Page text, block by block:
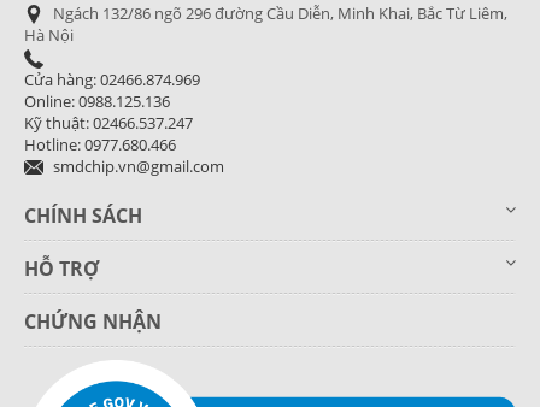
Ngách 132/86 ngõ 296 đường Cầu Diễn, Minh Khai, Bắc Từ Liêm,
Hà Nội
Cửa hàng: 02466.874.969
Online: 0988.125.136
Kỹ thuật: 02466.537.247
Hotline: 0977.680.466
smdchip.vn@gmail.com
CHÍNH SÁCH
HỖ TRỢ
CHỨNG NHẬN